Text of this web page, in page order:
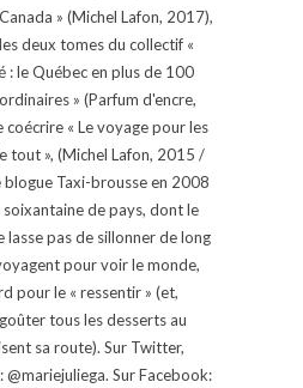
» (Michel Lafon, 2017),
deux tomes du collectif «
: le Québec en plus de 100
» (Parfum d'encre,
« Le voyage pour les
tout », (Michel Lafon, 2015 /
blogue Taxi-brousse en 2008
de pays, dont le
lasse pas de sillonner de long
pour voir le monde,
pour le « ressentir » (et,
tous les desserts au
sa route). Sur Twitter,
Sur Facebook: